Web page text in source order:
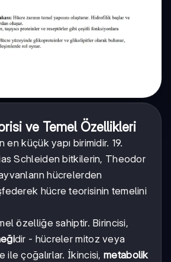
ve Temel Özellikleri
en küçük yapı birimidir. 19.
Schleiden bitkilerin, Theodor
hücrelerden
hücre teorisinin temelini
özelliğe sahiptir. Birincisi,
dir - hücreler mitoz veya
ile çoğalırlar. İkincisi, metabolik